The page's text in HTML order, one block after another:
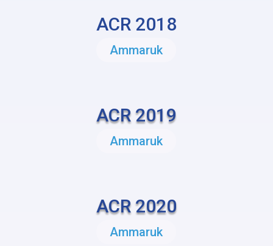
ACR 2018
Ammaruk
ACR 2019
Ammaruk
ACR 2020
Ammaruk